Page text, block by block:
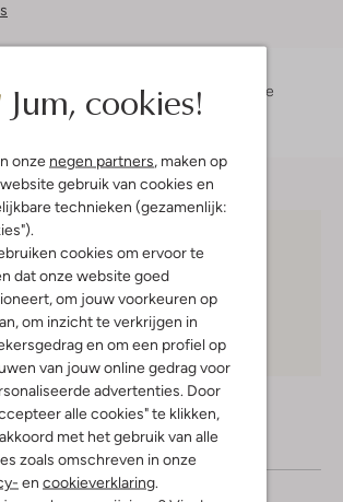
Jum, cookies!
onze negen partners , maken op
gebruik van cookies en
technieken (gezamenlijk:
cookies om ervoor te
dat onze website goed
om jouw voorkeuren op
om inzicht te verkrijgen in
en om een profiel op
van jouw online gedrag voor
advertenties. Door
alle cookies" te klikken,
met het gebruik van alle
zoals omschreven in onze
en cookieverklaring
1 meter 73 lang en draagt maat 36.
De
islosvallend.
vanaf €75,-
binnen 30 dagen*